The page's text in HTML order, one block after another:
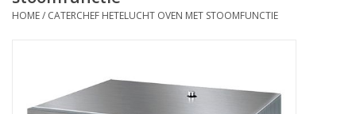
Hygiëne & opslag
HOME/ CATERCHEF HETELUCHT OVEN MET STOOMFUNCTIE